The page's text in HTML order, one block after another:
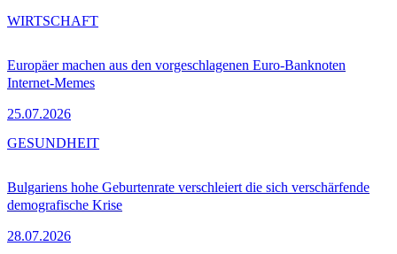
Europäer machen aus den vorgeschlagenen Euro-Banknoten
Internet-Memes
25.07.2026
WIRTSCHAFT
Bulgariens hohe Geburtenrate verschleiert die sich verschärfende
demografische Krise
28.07.2026
GESUNDHEIT